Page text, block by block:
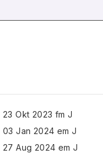
23 Okt 2023 fm J
03 Jan 2024 em J
27 Aug 2024 em J